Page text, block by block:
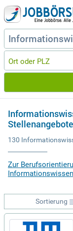
Stellenangebote
130
Zur
Sortierung